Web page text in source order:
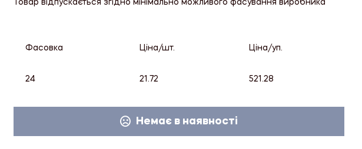
Товар відпускається згідно мінімально можливого фасування виробника
Фасовка Ціна/шт. Ціна/уп.
24 21.72 521.28
Немає в наявності